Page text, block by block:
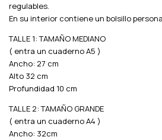
regulables.
En su interior contiene un bolsillo
TALLE 1: TAMAÑO MEDIANO
( entra un cuaderno A5 )
Ancho: 27 cm
Alto 32 cm
Profundidad 10 cm
TALLE 2: TAMAÑO GRANDE
( entra un cuaderno A4 )
Ancho: 32cm